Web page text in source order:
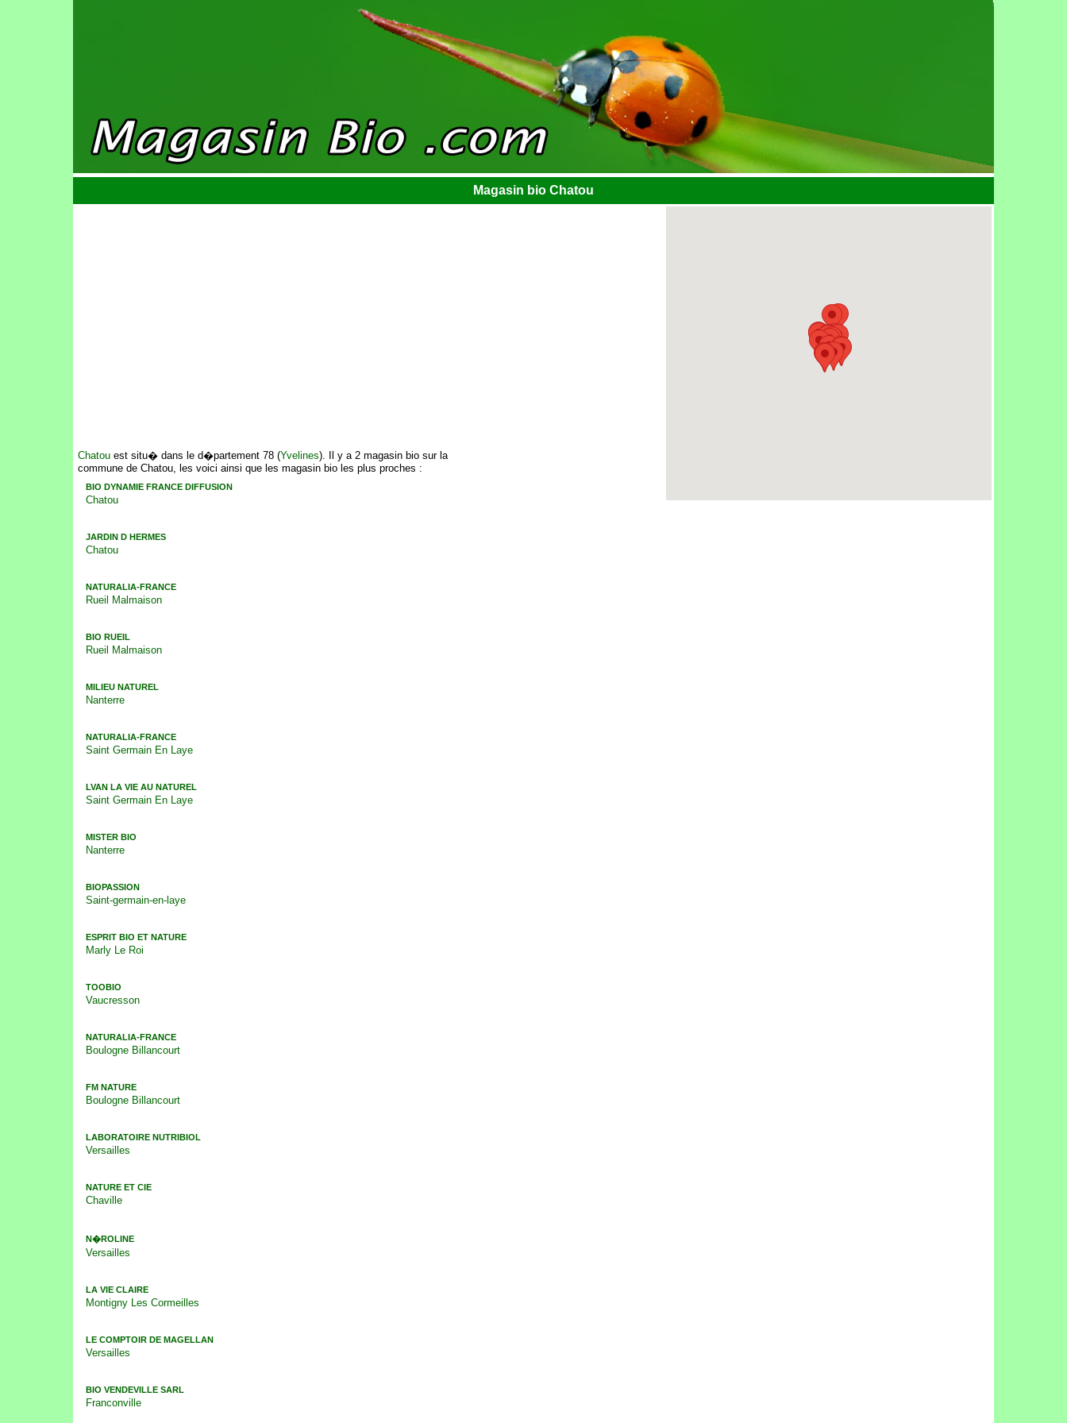
Magasin bio Chatou
Chatou est situ� dans le d�partement 78 (Yvelines). Il y a 2 magasin bio sur la
commune de Chatou, les voici ainsi que les magasin bio les plus proches :
BIO DYNAMIE FRANCE DIFFUSION
Chatou
JARDIN D HERMES
Chatou
NATURALIA-FRANCE
Rueil Malmaison
BIO RUEIL
Rueil Malmaison
MILIEU NATUREL
Nanterre
NATURALIA-FRANCE
Saint Germain En Laye
LVAN LA VIE AU NATUREL
Saint Germain En Laye
MISTER BIO
Nanterre
BIOPASSION
Saint-germain-en-laye
ESPRIT BIO ET NATURE
Marly Le Roi
TOOBIO
Vaucresson
NATURALIA-FRANCE
Boulogne Billancourt
FM NATURE
Boulogne Billancourt
LABORATOIRE NUTRIBIOL
Versailles
NATURE ET CIE
Chaville
N�ROLINE
Versailles
LA VIE CLAIRE
Montigny Les Cormeilles
LE COMPTOIR DE MAGELLAN
Versailles
BIO VENDEVILLE SARL
Franconville